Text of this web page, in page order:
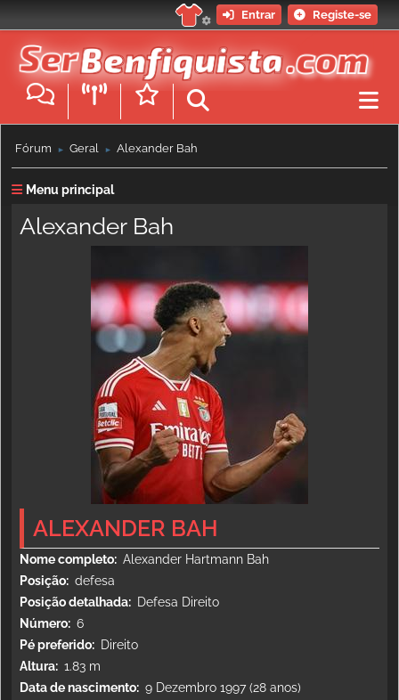
Entrar Registe-se
Fórum ► Geral ► Alexander Bah
Menu principal
Alexander Bah
ALEXANDER BAH
Nome completo
Alexander Hartmann Bah
Posição
defesa
Posição detalhada
Defesa Direito
Número
6
Pé preferido
Direito
Altura
1.83 m
Data de nascimento
9 Dezembro 1997 (28 anos)